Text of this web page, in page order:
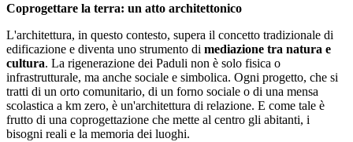
Coprogettare la terra: un atto architettonico
L'architettura, in questo contesto, supera il concetto tradizionale di
edificazione e diventa uno strumento di mediazione tra natura e
cultura. La rigenerazione dei Paduli non è solo fisica o
infrastrutturale, ma anche sociale e simbolica. Ogni progetto, che si
tratti di un orto comunitario, di un forno sociale o di una mensa
scolastica a km zero, è un'architettura di relazione. E come tale è
frutto di una coprogettazione che mette al centro gli abitanti, i
bisogni reali e la memoria dei luoghi.